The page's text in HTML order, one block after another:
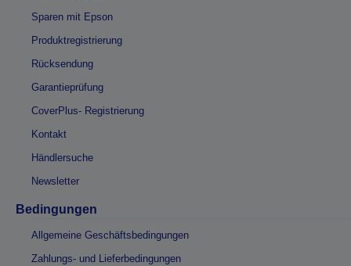
Sparen mit Epson
Produktregistrierung
Rücksendung
Garantieprüfung
CoverPlus- Registrierung
Kontakt
Händlersuche
Newsletter
Bedingungen
Allgemeine Geschäftsbedingungen
Zahlungs- und Lieferbedingungen